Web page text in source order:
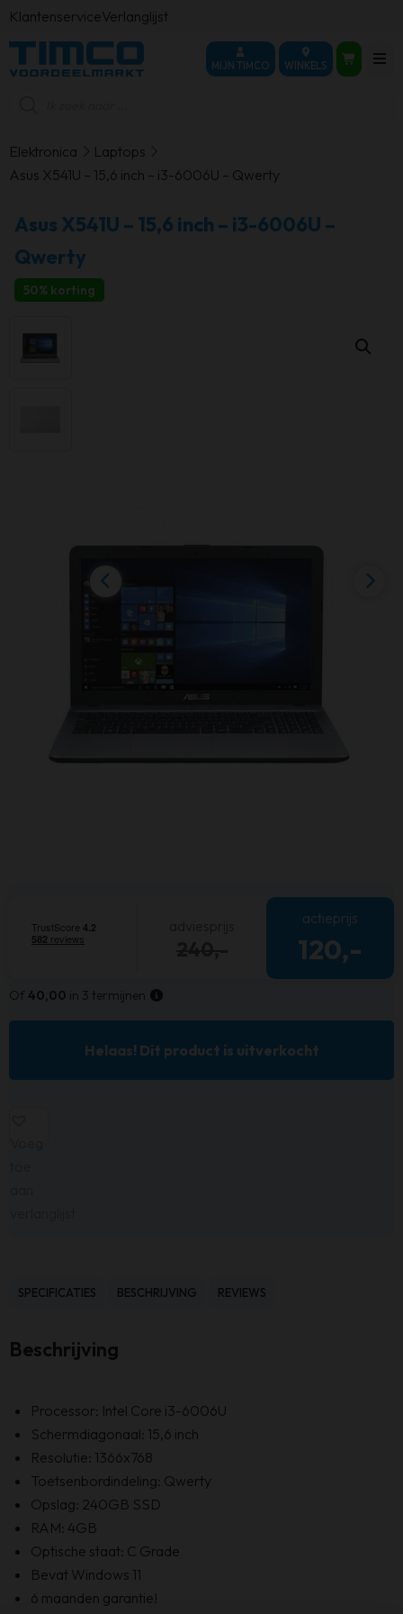
KlantenserviceVerlanglijst
MIJN TIMCO WINKELS
Elektronica
Laptops
Asus X541U – 15,6 inch – i3-6006U – Qwerty
Asus X541U – 15,6 inch – i3-6006U –
Qwerty
50% korting
actieprijs
120,-
Of 40,00 in 3 termijnen
Helaas! Dit product is uitverkocht
SPECIFICATIES BESCHRIJVING REVIEWS
Beschrijving
Processor: Intel Core i3-6006U
Schermdiagonaal: 15,6 inch
Resolutie: 1366x768
Toetsenbordindeling: Qwerty
Opslag: 240GB SSD
RAM: 4GB
Optische staat: C Grade
Bevat Windows 11
6 maanden garantie!